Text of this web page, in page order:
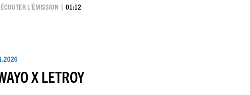
ÉCOUTER L’ÉMISSION 01:12
X LETROY